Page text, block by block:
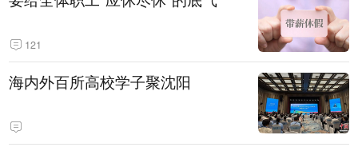
121
海内外百所高校学子聚沈阳